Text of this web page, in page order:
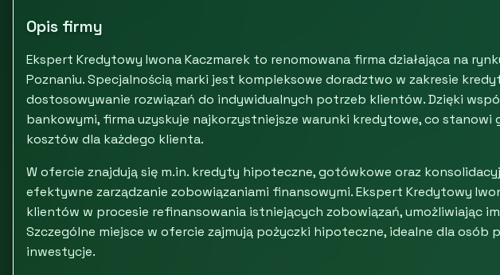
Opis firmy
Ekspert Kredytowy Iwona Kaczmarek to renomowana firma działająca na
Poznaniu. Specjalnością marki jest kompleksowe doradztwo w zakresie
dostosowywanie rozwiązań do indywidualnych potrzeb klientów. Dzięki
bankowymi, firma uzyskuje najkorzystniejsze warunki kredytowe, co stanowi
kosztów dla każdego klienta.
W ofercie znajdują się m.in. kredyty hipoteczne, gotówkowe oraz
efektywne zarządzanie zobowiązaniami finansowymi. Ekspert Kredytowy
klientów w procesie refinansowania istniejących zobowiązań, umożliwiając
Szczególne miejsce w ofercie zajmują pożyczki hipoteczne, idealne dla osób
inwestycje.